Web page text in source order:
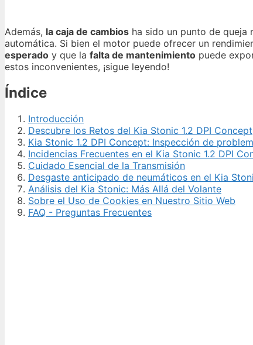
Además, la caja de cambios ha sido un punto de queja
automática. Si bien el motor puede ofrecer un
esperado y que la falta de mantenimiento puede
estos inconvenientes, ¡sigue leyendo!
Índice
Introducción
Descubre los Retos del Kia Stonic 1.2 DPI Concept
Kia Stonic 1.2 DPI Concept: Inspección de
Incidencias Frecuentes en el Kia Stonic 1.2 DPI
Cuidado Esencial de la Transmisión
Desgaste anticipado de neumáticos en el Kia
Análisis del Kia Stonic: Más Allá del Volante
Sobre el Uso de Cookies en Nuestro Sitio Web
FAQ - Preguntas Frecuentes